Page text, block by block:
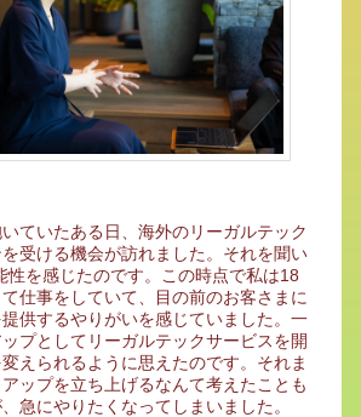
ていたある日、海外のリーガルテック
受ける機会が訪れました。それを聞い
性を感じたのです。この時点で私は18
仕事をしていて、目の前のお客さまに
供するやりがいを感じていました。一
プとしてリーガルテックサービスを開
えられるように思えたのです。それま
ップを立ち上げるなんて考えたことも
急にやりたくなってしまいました。